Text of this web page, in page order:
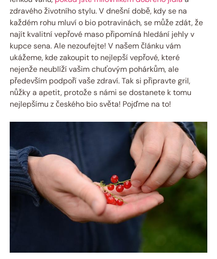
zdravého životního stylu. V dnešní ‍době, kdy se na⁣
každém‌ rohu mluví o bio potravinách, ​se může zdát, že
najít kvalitní vepřové ​maso připomíná hledání jehly ⁢v‌
kupce sena. Ale nezoufejte! V našem ⁢článku vám
ukážeme, kde zakoupit to nejlepší vepřové,⁣ které
‍nejenže neublíží vašim chuťovým pohárkům, ale
především podpoří vaše zdraví. Tak si připravte‌ gril,
nůžky a apetit, protože‌ s námi se ‍dostanete k tomu​
nejlepšímu⁢ z českého bio světa! Pojďme na to!